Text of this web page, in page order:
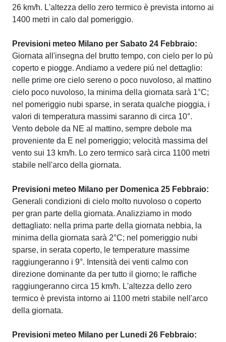
26 km/h. L'altezza dello zero termico è prevista intorno ai
1400 metri in calo dal pomeriggio.
Previsioni meteo Milano per Sabato 24 Febbraio:
Giornata all'insegna del brutto tempo, con cielo per lo pù
coperto e piogge. Andiamo a vedere piú nel dettaglio:
nelle prime ore cielo sereno o poco nuvoloso, al mattino
cielo poco nuvoloso, la minima della giornata sarà 1°C;
nel pomeriggio nubi sparse, in serata qualche pioggia, i
valori di temperatura massimi saranno di circa 10°.
Vento debole da NE al mattino, sempre debole ma
proveniente da E nel pomeriggio; velocità massima del
vento sui 13 km/h. Lo zero termico sarà circa 1100 metri
stabile nell'arco della giornata.
Previsioni meteo Milano per Domenica 25 Febbraio:
Generali condizioni di cielo molto nuvoloso o coperto
per gran parte della giornata. Analizziamo in modo
dettagliato: nella prima parte della giornata nebbia, la
minima della giornata sarà 2°C; nel pomeriggio nubi
sparse, in serata coperto, le temperature massime
raggiungeranno i 9°. Intensità dei venti calmo con
direzione dominante da per tutto il giorno; le raffiche
raggiungeranno circa 15 km/h. L'altezza dello zero
termico è prevista intorno ai 1100 metri stabile nell'arco
della giornata.
Previsioni meteo Milano per Lunedi 26 Febbraio: